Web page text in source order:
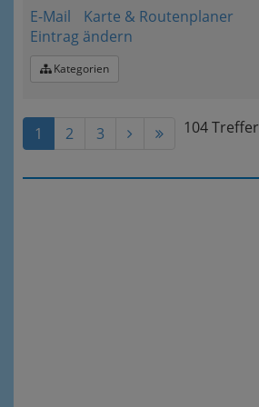
E-Mail
Karte & Routenplaner
Eintrag ändern
Kategorien
104 Treffer
1 2 3